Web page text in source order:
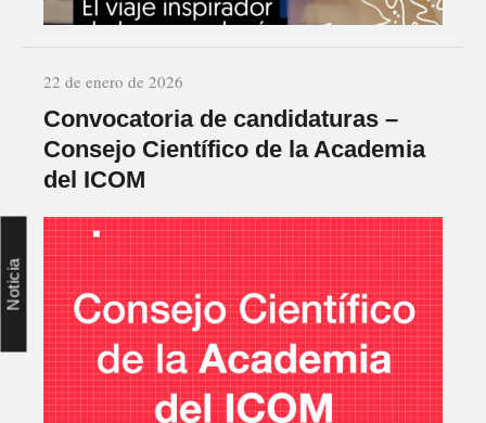
22 de enero de 2026
Convocatoria de candidaturas –
Consejo Científico de la Academia
del ICOM
Noticia